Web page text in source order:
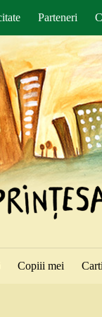
Parteneri
Copiii mei